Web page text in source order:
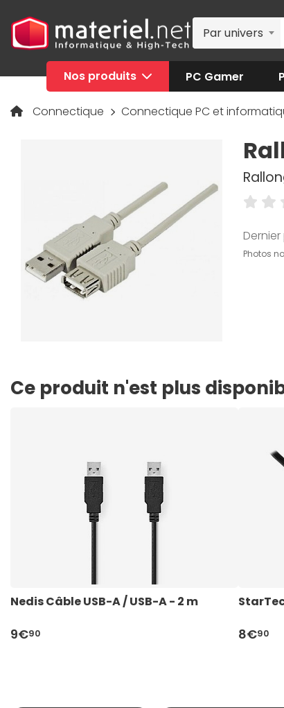
Par univers
Nos produits PC Gamer
Connectique Connectique PC et
Photos
Ce produit n'est plus
Nedis Câble USB-A / USB-A - 2 m
9€90 8€90